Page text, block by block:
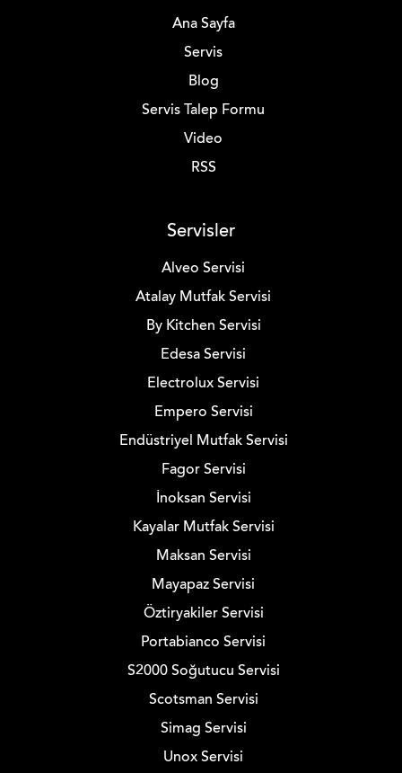
Ana Sayfa
Servis
Blog
Servis Talep Formu
Video
RSS
Servisler
Alveo Servisi
Atalay Mutfak Servisi
By Kitchen Servisi
Edesa Servisi
Electrolux Servisi
Empero Servisi
Endüstriyel Mutfak Servisi
Fagor Servisi
İnoksan Servisi
Kayalar Mutfak Servisi
Maksan Servisi
Mayapaz Servisi
Öztiryakiler Servisi
Portabianco Servisi
S2000 Soğutucu Servisi
Scotsman Servisi
Simag Servisi
Unox Servisi